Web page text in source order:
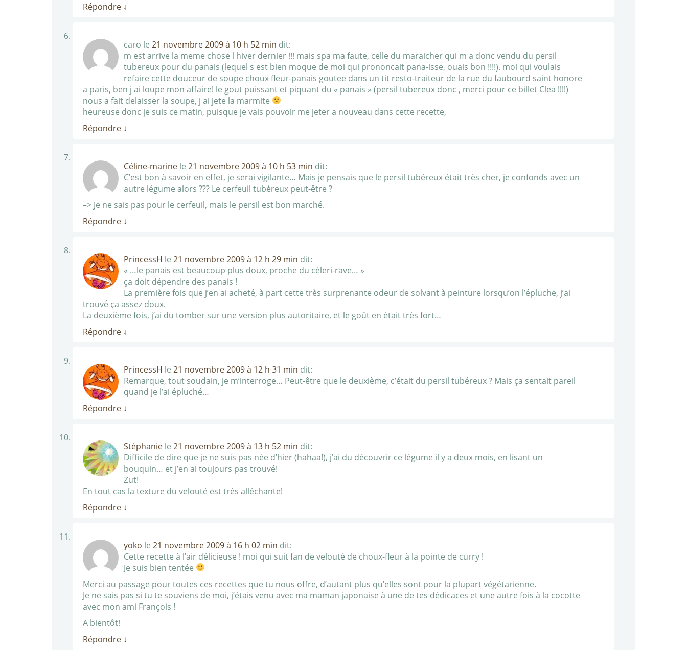
Répondre ↓
caro le 21 novembre 2009 à 10 h 52 min dit:
m est arrive la meme chose l hiver dernier !!! mais spa ma faute, celle du maraicher qui m a donc vendu du persil
tubereux pour du panais (lequel s est bien moque de moi qui prononcait pana-isse, ouais bon !!!!). moi qui voulais
refaire cette douceur de soupe choux fleur-panais goutee dans un tit resto-traiteur de la rue du faubourd saint honore
a paris, ben j ai loupe mon affaire! le gout puissant et piquant du « panais » (persil tubereux donc , merci pour ce billet Clea !!!!)
nous a fait delaisser la soupe, j ai jete la marmite
heureuse donc je suis ce matin, puisque je vais pouvoir me jeter a nouveau dans cette recette,
Répondre ↓
Céline-marine le 21 novembre 2009 à 10 h 53 min dit:
C’est bon à savoir en effet, je serai vigilante… Mais je pensais que le persil tubéreux était très cher, je confonds avec un
autre légume alors ??? Le cerfeuil tubéreux peut-être ?
–> Je ne sais pas pour le cerfeuil, mais le persil est bon marché.
Répondre ↓
PrincessH le 21 novembre 2009 à 12 h 29 min dit:
« …le panais est beaucoup plus doux, proche du céleri-rave… »
ça doit dépendre des panais !
La première fois que j’en ai acheté, à part cette très surprenante odeur de solvant à peinture lorsqu’on l’épluche, j’ai
trouvé ça assez doux.
La deuxième fois, j’ai du tomber sur une version plus autoritaire, et le goût en était très fort…
Répondre ↓
PrincessH le 21 novembre 2009 à 12 h 31 min dit:
Remarque, tout soudain, je m’interroge… Peut-être que le deuxième, c’était du persil tubéreux ? Mais ça sentait pareil
quand je l’ai épluché…
Répondre ↓
Stéphanie le 21 novembre 2009 à 13 h 52 min dit:
Difficile de dire que je ne suis pas née d’hier (hahaa!), j’ai du découvrir ce légume il y a deux mois, en lisant un
bouquin… et j’en ai toujours pas trouvé!
Zut!
En tout cas la texture du velouté est très alléchante!
Répondre ↓
yoko le 21 novembre 2009 à 16 h 02 min dit:
Cette recette à l’air délicieuse ! moi qui suit fan de velouté de choux-fleur à la pointe de curry !
Je suis bien tentée
Merci au passage pour toutes ces recettes que tu nous offre, d’autant plus qu’elles sont pour la plupart végétarienne.
Je ne sais pas si tu te souviens de moi, j’étais venu avec ma maman japonaise à une de tes dédicaces et une autre fois à la cocotte
avec mon ami François !
A bientôt!
Répondre ↓